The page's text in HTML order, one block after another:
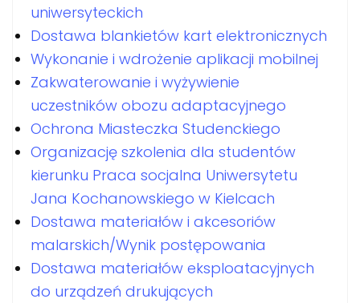
uniwersyteckich
Dostawa blankietów kart elektronicznych
Wykonanie i wdrożenie aplikacji mobilnej
Zakwaterowanie i wyżywienie
uczestników obozu adaptacyjnego
Ochrona Miasteczka Studenckiego
Organizację szkolenia dla studentów
kierunku Praca socjalna Uniwersytetu
Jana Kochanowskiego w Kielcach
Dostawa materiałów i akcesoriów
malarskich/Wynik postępowania
Dostawa materiałów eksploatacyjnych
do urządzeń drukujących